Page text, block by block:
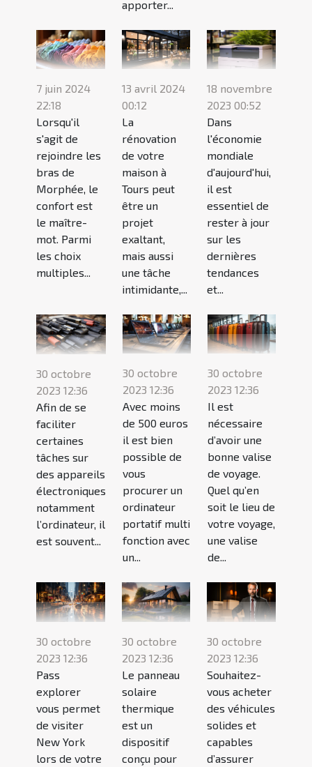
apporter...
7 juin 2024
22:18
Lorsqu'il
s'agit de
rejoindre les
bras de
Morphée, le
confort est
le maître-
mot. Parmi
les choix
multiples...
13 avril 2024
00:12
La
rénovation
de votre
maison à
Tours peut
être un
projet
exaltant,
mais aussi
une tâche
intimidante,...
18 novembre
2023 00:52
Dans
l'économie
mondiale
d'aujourd'hui,
il est
essentiel de
rester à jour
sur les
dernières
tendances
et...
30 octobre
2023 12:36
Afin de se
faciliter
certaines
tâches sur
des appareils
électroniques
notamment
l’ordinateur, il
est souvent...
30 octobre
2023 12:36
Avec moins
de 500 euros
il est bien
possible de
vous
procurer un
ordinateur
portatif multi
fonction avec
un...
30 octobre
2023 12:36
Il est
nécessaire
d’avoir une
bonne valise
de voyage.
Quel qu’en
soit le lieu de
votre voyage,
une valise
de...
30 octobre
2023 12:36
Pass
explorer
vous permet
de visiter
New York
lors de votre
30 octobre
2023 12:36
Le panneau
solaire
thermique
est un
dispositif
conçu pour
30 octobre
2023 12:36
Souhaitez-
vous acheter
des véhicules
solides et
capables
d’assurer